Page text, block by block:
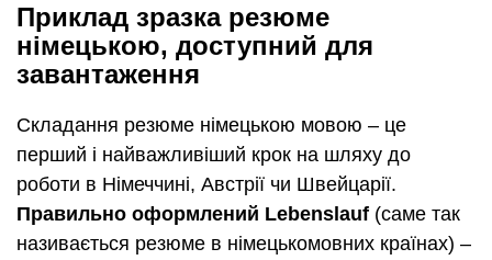
Приклад зразка резюме
німецькою, доступний для
завантаження
Складання резюме німецькою мовою – це
перший і найважливіший крок на шляху до
роботи в Німеччині, Австрії чи Швейцарії.
Правильно оформлений Lebenslauf (саме так
називається резюме в німецькомовних країнах) –